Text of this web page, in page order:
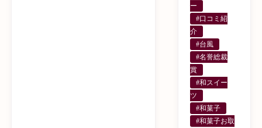
ー
#口コミ紹
介
#台風
#名誉総裁
賞
#和スイー
ツ
#和菓子
#和菓子お取